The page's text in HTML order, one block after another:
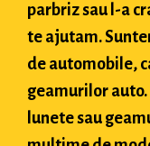
parbriz sau l-a
te ajutam.
de automobile,
geamurilor auto.
lunete sau